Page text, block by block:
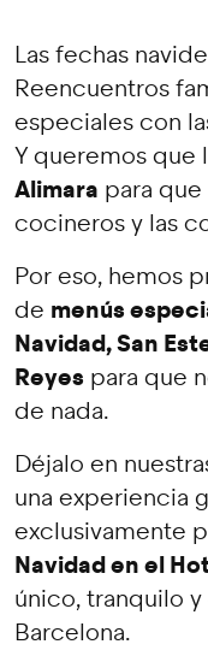
Las fechas
Reencuentros
especiales con
Y queremos que
Alimara para que
cocineros y las
Por eso, hemos
de menús
Navidad, San
Reyes para que
de nada.
Déjalo en
una experiencia
exclusivamente
Navidad en el
único, tranquilo
Barcelona.